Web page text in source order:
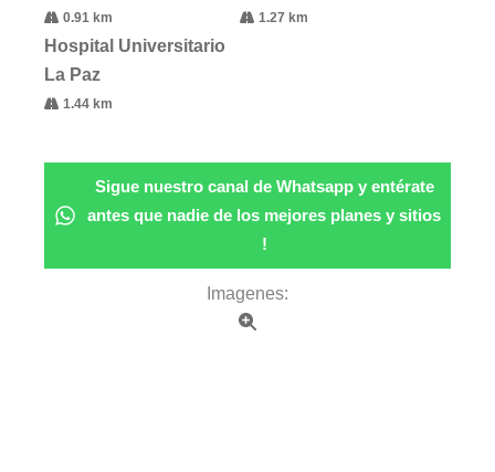
0.91 km 1.27 km
Hospital Universitario
La Paz
1.44 km
Sigue nuestro canal de Whatsapp y entérate
antes que nadie de los mejores planes y sitios
!
Imagenes: